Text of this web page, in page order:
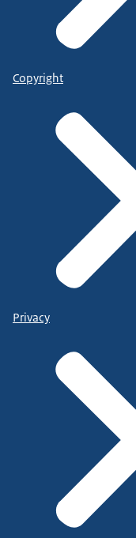
Copyright
Privacy